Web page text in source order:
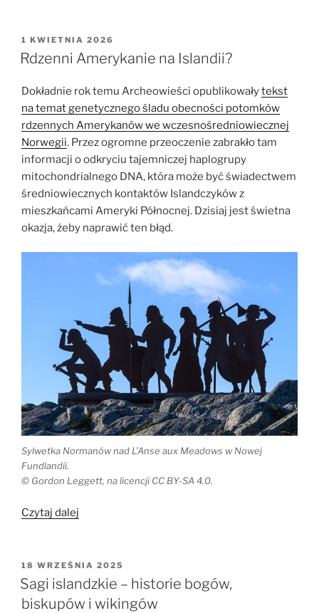
czasach
podboju
OPUBLIKOWANE
W
1 KWIETNIA 2026
Rdzenni Amerykanie na Islandii?
Dokładnie rok temu Archeowieści opublikowałytekst
na temat genetycznego śladu obecności potomków
rdzennych Amerykanów we wczesnośredniowiecznej
Norwegii. Przez ogromne przeoczenie zabrakło tam
informacji o odkryciu tajemniczej haplogrupy
mitochondrialnego DNA, która może być świadectwem
średniowiecznych kontaktów Islandczyków z
mieszkańcami Ameryki Północnej. Dzisiaj jest świetna
okazja, żeby naprawić ten błąd.
Sylwetka Normanów nad L’Anse aux Meadows w Nowej
Fundlandii.
© Gordon Leggett, na licencji CC BY-SA 4.0.
Czytaj dalej
Islandii?”
OPUBLIKOWANE
W
18 WRZEŚNIA 2025
Sagi islandzkie – historie bogów,
biskupów i wikingów